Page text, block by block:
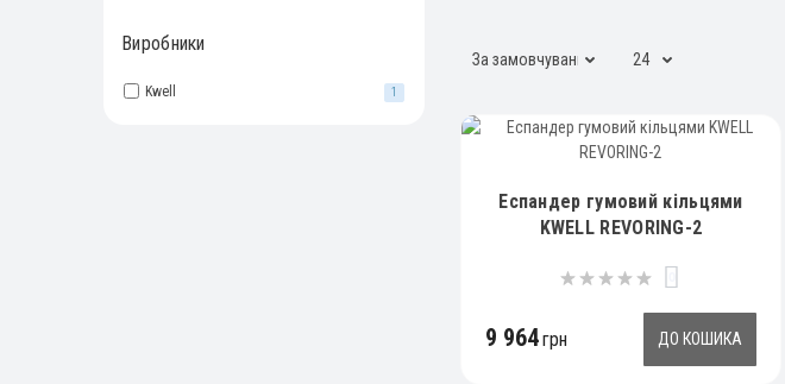
Виробники
Kwell 1
Еспандер гумовий кільцями
KWELL REVORING-2
9 964грн ДО КОШИКА